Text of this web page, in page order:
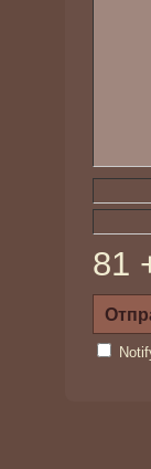
81